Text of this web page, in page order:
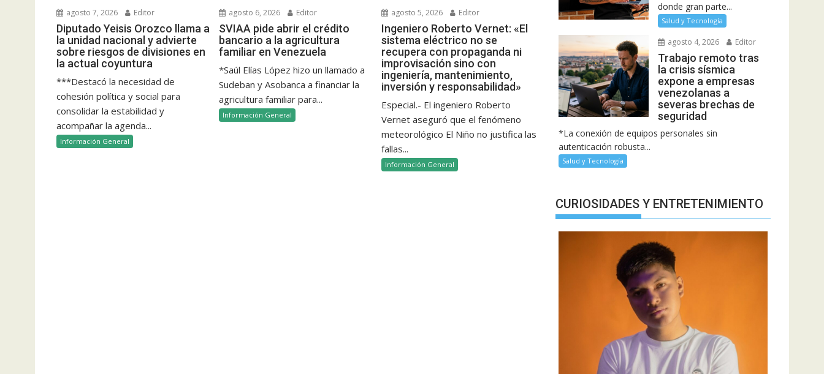
agosto 7, 2026 Editor
Diputado Yeisis Orozco llama a
la unidad nacional y advierte
sobre riesgos de divisiones en
la actual coyuntura
***Destacó la necesidad de
cohesión política y social para
consolidar la estabilidad y
acompañar la agenda...
Información General
agosto 6, 2026 Editor
SVIAA pide abrir el crédito
bancario a la agricultura
familiar en Venezuela
*Saúl Elías López hizo un llamado a
Sudeban y Asobanca a financiar la
agricultura familiar para...
Información General
agosto 5, 2026 Editor
Ingeniero Roberto Vernet: «El
sistema eléctrico no se
recupera con propaganda ni
improvisación sino con
ingeniería, mantenimiento,
inversión y responsabilidad»
Especial.- El ingeniero Roberto
Vernet aseguró que el fenómeno
meteorológico El Niño no justifica las
fallas...
Información General
donde gran parte...
Salud y Tecnología
agosto 4, 2026 Editor
Trabajo remoto tras
la crisis sísmica
expone a empresas
venezolanas a
severas brechas de
seguridad
*La conexión de equipos personales sin
autenticación robusta...
Salud y Tecnología
CURIOSIDADES Y ENTRETENIMIENTO